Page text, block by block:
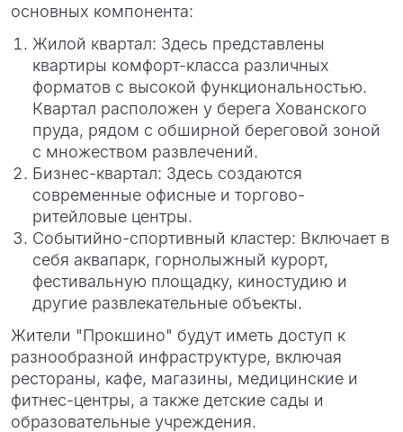
основных компонента:
Жилой квартал: Здесь представлены
квартиры комфорт-класса различных
форматов с высокой функциональностью.
Квартал расположен у берега Хованского
пруда, рядом с обширной береговой зоной
с множеством развлечений.
Бизнес-квартал: Здесь создаются
современные офисные и торгово-
ритейловые центры.
Событийно-спортивный кластер: Включает в
себя аквапарк, горнолыжный курорт,
фестивальную площадку, киностудию и
другие развлекательные объекты.
Жители "Прокшино" будут иметь доступ к
разнообразной инфраструктуре, включая
рестораны, кафе, магазины, медицинские и
фитнес-центры, а также детские сады и
образовательные учреждения.